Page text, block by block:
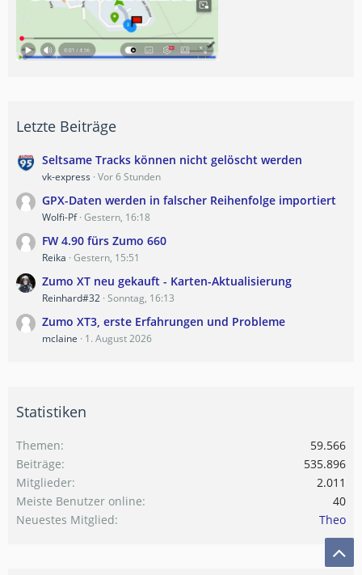
Letzte Beiträge
Seltsame Tracks können nicht gelöscht werden
vk-express Vor 6 Stunden
GPX-Daten werden in falscher Reihenfolge importiert
Wolfi-Pf Gestern, 16:18
FW 4.90 fürs Zumo 660
Reika Gestern, 15:51
Zumo XT neu gekauft - Karten-Aktualisierung
Reinhard#32 Sonntag, 16:13
Zumo XT3, erste Erfahrungen und Probleme
mclaine 1. August 2026
Statistiken
Themen
59.566
Beiträge
535.896
Mitglieder
2.011
Meiste Benutzer online
40
Neuestes Mitglied
Theo